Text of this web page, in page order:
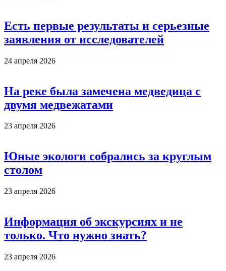
Есть первые результаты и серьезные
заявления от исследователей
24 апреля 2026
На реке была замечена медведица с
двумя медвежатами
23 апреля 2026
Юные экологи собрались за круглым
столом
23 апреля 2026
Информация об экскурсиях и не
только. Что нужно знать?
23 апреля 2026